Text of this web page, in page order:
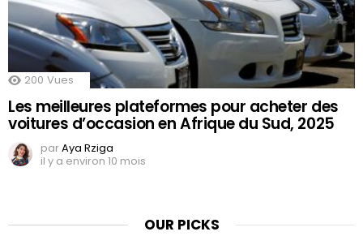
200 Vues
Les meilleures plateformes pour acheter des
voitures d’occasion en Afrique du Sud, 2025
parAya Rziga
il y a environ 10 mois
OUR PICKS